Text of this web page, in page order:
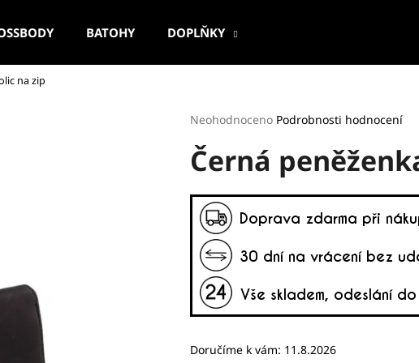
BATOHY DOPLŇKY
na zip
Průměrné
produktu
je
z
hvězdiček.
Neohodnoceno Podrobnosti hodnocení
Černá
Doručíme k vám: 11.8.2026
Co potřebujete najít?